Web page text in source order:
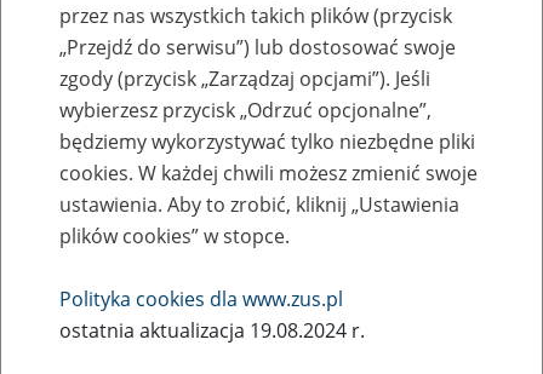
Pracujący
Poradniki ZUS zostały opracowane w formie dokumentów
formacie PDF potrzebny jest program Adobe Acrobat
Reader. Jeżeli dokumenty nie otwierają się, należy
przez nas wszystkich takich plików (przycisk
„Przejdź do serwisu”) lub dostosować swoje
zgody (przycisk „Zarządzaj opcjami”). Jeśli
wybierzesz przycisk „Odrzuć opcjonalne”,
będziemy wykorzystywać tylko niezbędne pliki
cookies. W każdej chwili możesz zmienić swoje
ustawienia. Aby to zrobić, kliknij „Ustawienia
plików cookies” w stopce.
Polityka cookies dla www.zus.pl
ostatnia aktualizacja 19.08.2024 r.